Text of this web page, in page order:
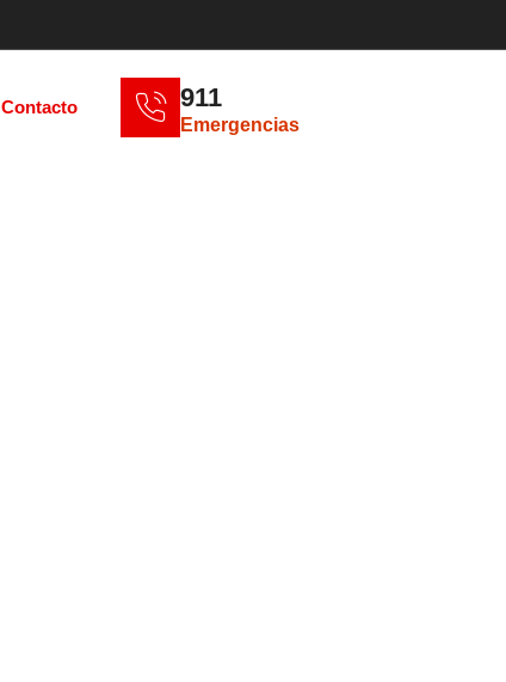
Contacto 911
Emergencias